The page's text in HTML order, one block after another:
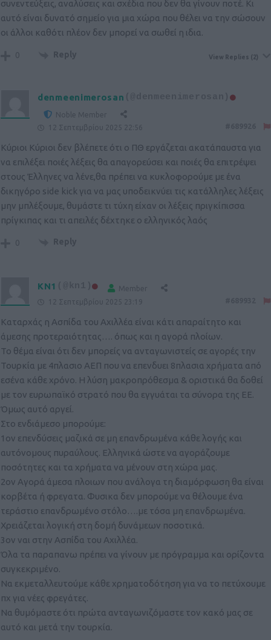
συνεντεύξεις, αναλύσεις και σχέδια που δεν θα γίνουν ποτέ. Κι
αυτό είναι δυνατό σημείο για μια χώρα που θέλει να την σώσουν
οι άλλοι καθότι πλέον δεν μπορεί να σωθεί η ιδια.
0 Reply View Replies (2)
denmeenimerosan (@denmeenimerosan)
Noble Member
12 Σεπτεμβρίου 2025 22:56
Κύριοι Κύριοι δεν βλέπετε ότι ο ΠΘ εργάζεται ακατάπαυστα για
να επιλέξει ποιές λέξεις θα απαγορεύσει και ποιές θα επιτρέψει
στους Έλληνες να λένε,θα πρέπει να κυκλοφορούμε με ένα
δικηγόρο side kick για να μας υποδεικνύει τις κατάλληλες λέξεις
μην μπλέξουμε, θυμάστε τι τύχη είχαν οι λέξεις πριγκίπισσα
πρίγκιπας και τι απειλές δέχτηκε ο ελληνικός λαός
0 Reply
KN1 (@kn1)
Member
12 Σεπτεμβρίου 2025 23:19
Καταρχάς η Ασπίδα του Αχιλλέα είναι κάτι απαραίτητο και
άμεσης προτεραιότητας…. όπως και η αγορά πλοίων.
Το θέμα είναι ότι δεν μπορείς να ανταγωνιστείς σε αγορές την
Τουρκία με 4πλασιο ΑΕΠ που να επενδυει 8πλασια χρήματα από
εσένα κάθε χρόνο. Η λύση μακροπρόθεσμα & οριστικά θα δοθεί
με τον ευρωπαϊκό στρατό που θα εγγυάται τα σύνορα της ΕΕ.
Όμως αυτό αργεί.
Στο ενδιάμεσο μπορούμε:
1ον επενδύσεις μαζικά σε μη επανδρωμένα κάθε λογής και
αυτόνομους πυραύλους. Ελληνικά ώστε να αγοράζουμε
ποσότητες και τα χρήματα να μένουν στη χώρα μας.
2ον Αγορά άμεσα πλοιων που ανάλογα τη διαμόρφωση θα είναι
κορβέτα ή φρεγατα. Φυσικα δεν μπορούμε να θέλουμε ένα
τεράστιο επανδρωμένο στόλο….με τόσα μη επανδρωμένα.
Χρειάζεται λογική στη δομή δυνάμεων ποσοτικά.
3ον ναι στην Ασπίδα του Αχιλλέα.
Όλα τα παραπανω πρέπει να γίνουν με πρόγραμμα και ορίζοντα
συγκεκριμένο.
Να εκμεταλλευτούμε κάθε χρηματοδότηση για να το πετύχουμε
πχ για νέες φρεγάτες.
Να θυμόμαστε ότι πρώτα ανταγωνιζόμαστε τον κακό μας σε
αυτό και μετά την τουρκία.